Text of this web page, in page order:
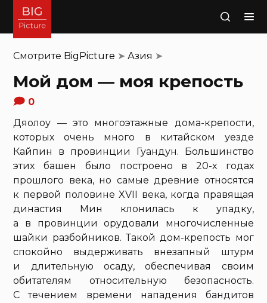
Поиск
Смотрите BigPicture ➤Азия ➤
Мой дом — моя крепость
0
Дяолоу — это многоэтажные дома-крепости,
которых очень много в китайском уезде
Кайпин в провинции Гуандун. Большинство
этих башен было построено в 20-х годах
прошлого века, но самые древние относятся
к первой половине XVII века, когда правящая
династия Мин клонилась к упадку,
а в провинции орудовали многочисленные
шайки разбойников. Такой дом-крепость мог
спокойно выдерживать внезапный штурм
и длительную осаду, обеспечивая своим
обитателям относительную безопасность.
С течением времени нападения бандитов